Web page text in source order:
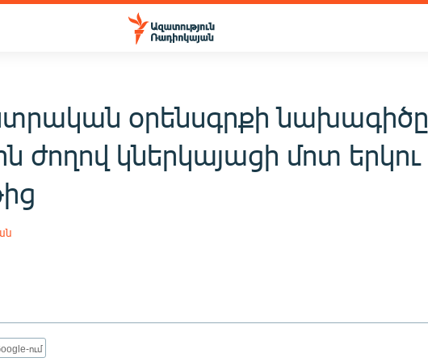
օրենսգրքի նախագիծը
ժողով կներկայացի մոտ երկու
ում